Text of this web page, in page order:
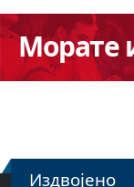
Морате
Издвојено